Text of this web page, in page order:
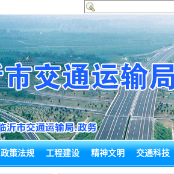
政策法规 工程建设 精神文明 交通科技